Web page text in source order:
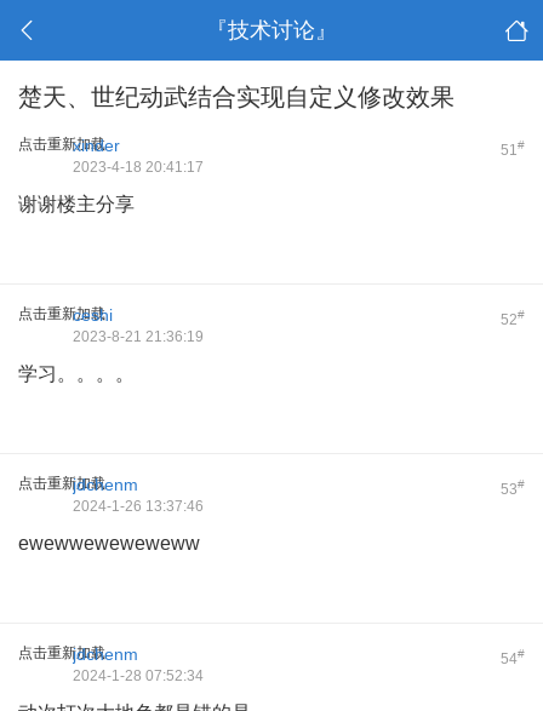
『技术讨论』
楚天、世纪动武结合实现自定义修改效果
点击重新加载 51#
xinder
2023-4-18 20:41:17
谢谢楼主分享
点击重新加载 52#
ceshi
2023-8-21 21:36:19
学习。。。。
点击重新加载 53#
jdchenm
2024-1-26 13:37:46
ewewweweweweww
点击重新加载 54#
jdchenm
2024-1-28 07:52:34